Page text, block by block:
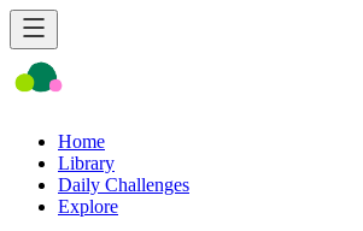
Home
Library
Daily Challenges
Explore